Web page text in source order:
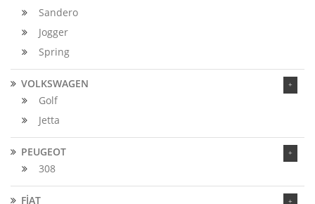
Sandero
Jogger
Spring
VOLKSWAGEN
Golf
Jetta
PEUGEOT
308
FİAT